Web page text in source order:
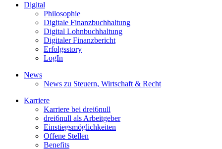
Digital
Philosophie
Digitale Finanzbuchhaltung
Digital Lohnbuchhaltung
Digitaler Finanzbericht
Erfolgsstory
LogIn
News
News zu Steuern, Wirtschaft & Recht
Karriere
Karriere bei drei6null
drei6null als Arbeitgeber
Einstiegsmöglichkeiten
Offene Stellen
Benefits